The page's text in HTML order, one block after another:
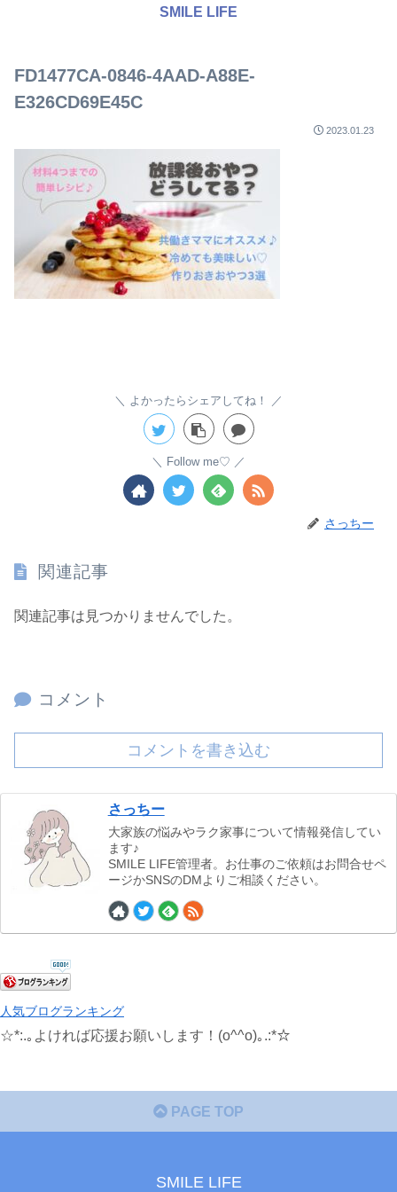
SMILE LIFE
FD1477CA-0846-4AAD-A88E-
E326CD69E45C
2023.01.23
よかったらシェアしてね！
Follow me♡
さっちー
関連記事
関連記事は見つかりませんでした。
コメント
コメントを書き込む
さっちー
大家族の悩みやラク家事について情報発信してい
ます♪
SMILE LIFE管理者。お仕事のご依頼はお問合せペ
ージかSNSのDMよりご相談ください。
人気ブログランキング
☆*:.｡よければ応援お願いします！(o^^o)｡.:*☆
PAGE TOP
SMILE LIFE